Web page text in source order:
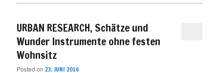
URBAN RESEARCH, Schätze und
Wunder Instrumente ohne festen
Wohnsitz
Posted on23. JUNI 2016